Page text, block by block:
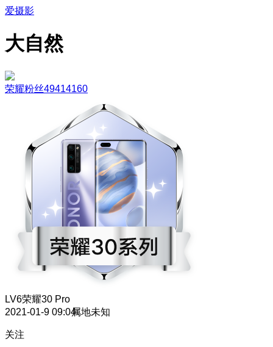
爱摄影
大自然
荣耀粉丝49414160
LV6荣耀30 Pro
2021-01-9 09:04属地未知
关注